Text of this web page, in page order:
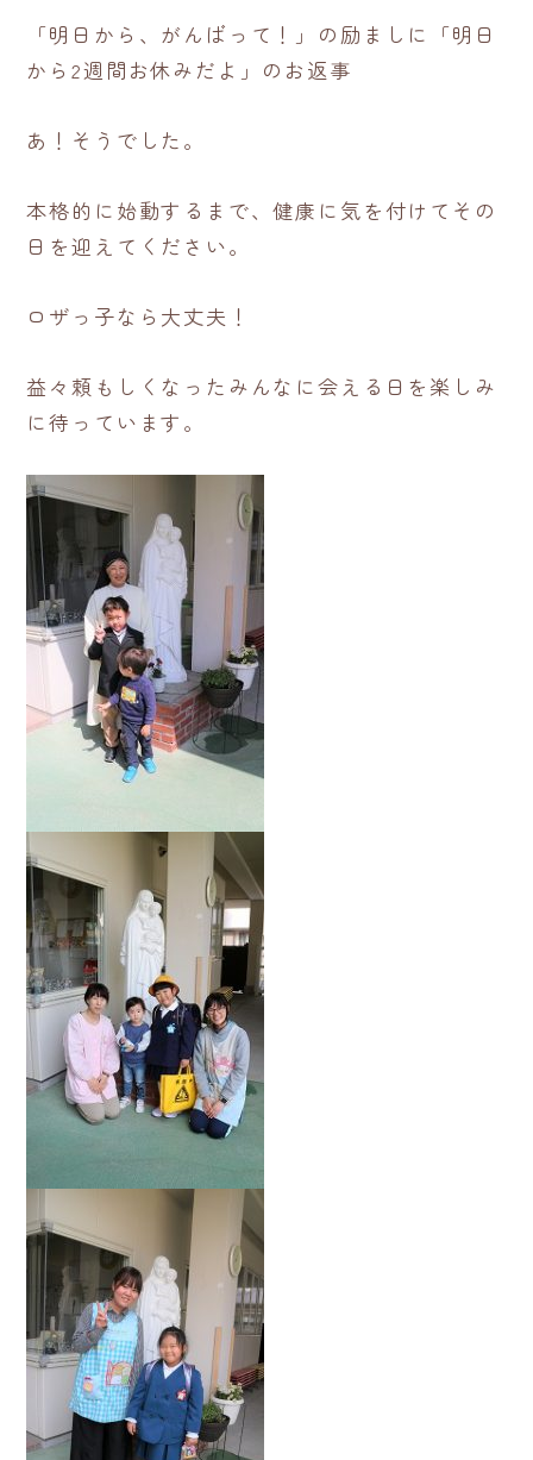
「明日から、がんばって！」の励ましに「明日
から2週間お休みだよ」のお返事
あ！そうでした。
本格的に始動するまで、健康に気を付けてその
日を迎えてください。
ロザっ子なら大丈夫！
益々頼もしくなったみんなに会える日を楽しみ
に待っています。